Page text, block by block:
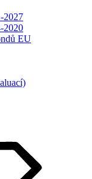
2027
2020
EU